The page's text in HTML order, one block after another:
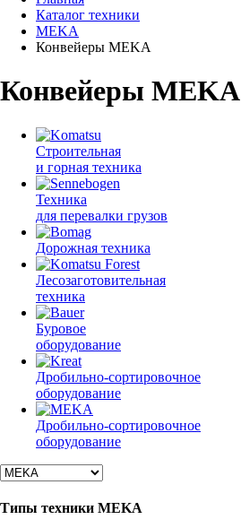
Каталог техники
MEKA
Конвейеры MEKA
Конвейеры MEKA
Строительная
и горная техника
Техника
для перевалки грузов
Дорожная техника
Лесозаготовительная
техника
Буровое
оборудование
Дробильно-сортировочное
оборудование
Дробильно-сортировочное
оборудование
Типы техники MEKA